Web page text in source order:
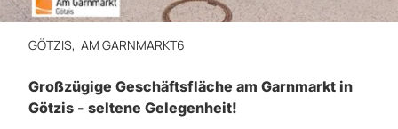
GÖTZIS, AM GARNMARKT6
Großzügige Geschäftsfläche am Garnmarkt in
Götzis - seltene Gelegenheit!